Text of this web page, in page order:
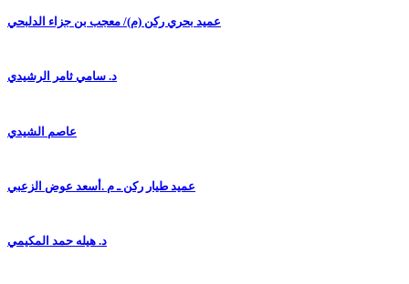
عميد بحري ركن (م)/ معجب بن جزاء الدلبحي
د. سامي ثامر الرشيدي
عاصم الشيدي
عميد طيار ركن ـ م .أسعد عوض الزعبي
د. هيله حمد المكيمي